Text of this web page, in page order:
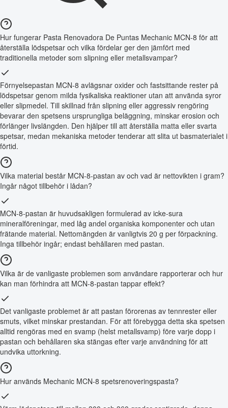
Hur fungerar Pasta Renovadora De Puntas Mechanic MCN-8 för att
återställa lödspetsar och vilka fördelar ger den jämfört med
traditionella metoder som slipning eller metallsvampar?
Förnyelsepastan MCN-8 avlägsnar oxider och fastsittande rester på
lödspetsar genom milda fysikaliska reaktioner utan att använda syror
eller slipmedel. Till skillnad från slipning eller aggressiv rengöring
bevarar den spetsens ursprungliga beläggning, minskar erosion och
förlänger livslängden. Den hjälper till att återställa matta eller svarta
spetsar, medan mekaniska metoder tenderar att slita ut basmaterialet i
förtid.
Vilka material består MCN-8-pastan av och vad är nettovikten i gram?
Ingår något tillbehör i lådan?
MCN-8-pastan är huvudsakligen formulerad av icke-sura
mineralföreningar, med låg andel organiska komponenter och utan
frätande material. Nettomängden är vanligtvis 20 g per förpackning.
Inga tillbehör ingår; endast behållaren med pastan.
Vilka är de vanligaste problemen som användare rapporterar och hur
kan man förhindra att MCN-8-pastan tappar effekt?
Det vanligaste problemet är att pastan förorenas av tennrester eller
smuts, vilket minskar prestandan. För att förebygga detta ska spetsen
alltid rengöras med en svamp (helst metallsvamp) före varje dopp i
pastan och behållaren ska stängas efter varje användning för att
undvika uttorkning.
Hur används Mechanic MCN-8 spetsrenoveringspasta?